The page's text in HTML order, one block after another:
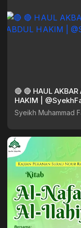
🔴 🔴 HAUL
HAKIM |
Syeikh Muhammad